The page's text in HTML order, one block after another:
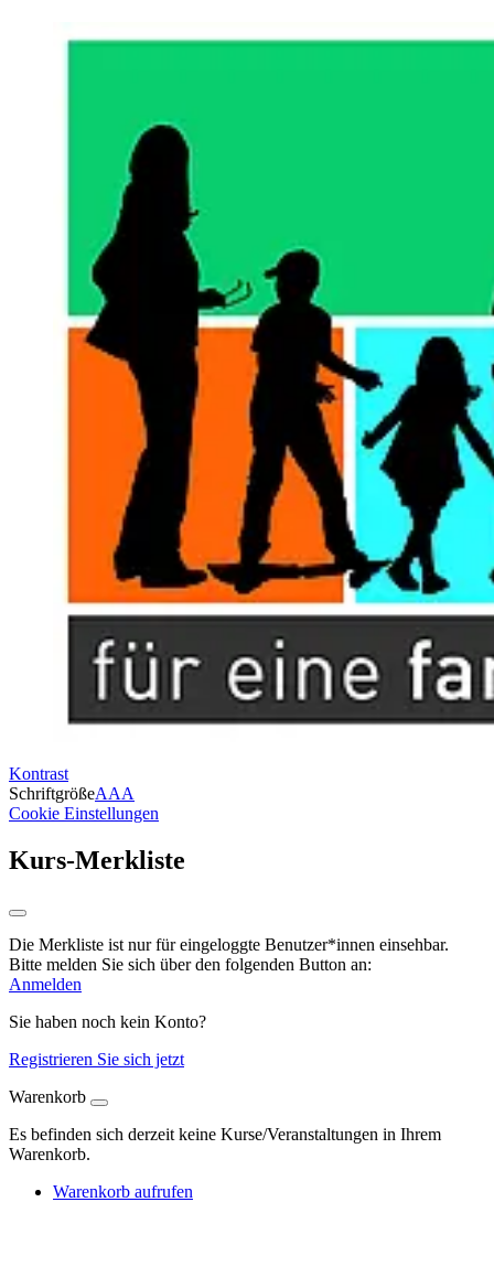
Kontrast
SchriftgrößeAAA
Cookie Einstellungen
Kurs-Merkliste
Die Merkliste ist nur für eingeloggte Benutzer*innen einsehbar.
Bitte melden Sie sich über den folgenden Button an:
Anmelden
Sie haben noch kein Konto?
Registrieren Sie sich jetzt
Warenkorb
Es befinden sich derzeit keine Kurse/Veranstaltungen in Ihrem
Warenkorb.
Warenkorb aufrufen